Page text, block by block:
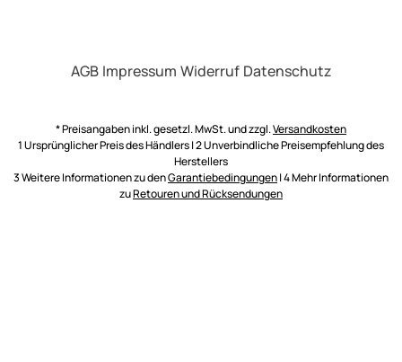
AGB Impressum Widerruf Datenschutz
* Preisangaben inkl. gesetzl. MwSt. und zzgl.Versandkosten
1 Ursprünglicher Preis des Händlers | 2 Unverbindliche Preisempfehlung des
Herstellers
3 Weitere Informationen zu denGarantiebedingungen| 4 Mehr Informationen
zuRetouren und Rücksendungen